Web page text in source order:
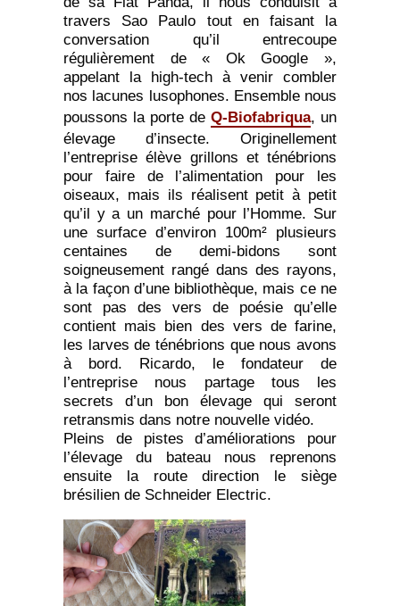
travers Sao Paulo tout en faisant la
conversation qu’il entrecoupe
régulièrement de « Ok Google »,
appelant la high-tech à venir combler
nos lacunes lusophones. Ensemble nous
poussons la porte de Q-Biofabriqua, un
élevage d’insecte. Originellement
l’entreprise élève grillons et ténébrions
pour faire de l’alimentation pour les
oiseaux, mais ils réalisent petit à petit
qu’il y a un marché pour l’Homme. Sur
une surface d’environ 100m² plusieurs
centaines de demi-bidons sont
soigneusement rangé dans des rayons,
à la façon d’une bibliothèque, mais ce ne
sont pas des vers de poésie qu’elle
contient mais bien des vers de farine,
les larves de ténébrions que nous avons
à bord. Ricardo, le fondateur de
l’entreprise nous partage tous les
secrets d’un bon élevage qui seront
retransmis dans notre nouvelle vidéo.
Pleins de pistes d’améliorations pour
l’élevage du bateau nous reprenons
ensuite la route direction le siège
brésilien de Schneider Electric.